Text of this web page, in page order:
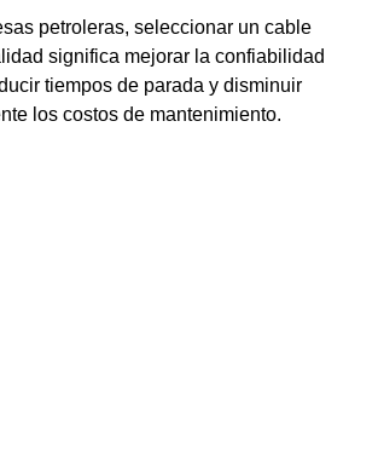
petroleras, seleccionar un cable
significa mejorar la confiabilidad
tiempos de parada y disminuir
los costos de mantenimiento.